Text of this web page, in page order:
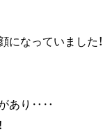
なっていました！
があり‥‥